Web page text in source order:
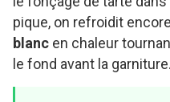
pique, on refroidit
blanc en chaleur
le fond avant la garniture.